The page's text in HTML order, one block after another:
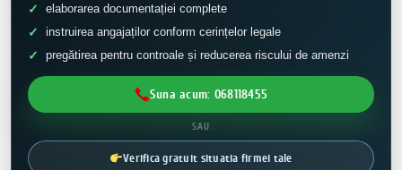
elaborarea documentației complete
instruirea angajaților conform cerințelor legale
pregătirea pentru controale și reducerea riscului de amenzi
Suna acum: 068118455
SAU
Verifica gratuit situatia firmei tale